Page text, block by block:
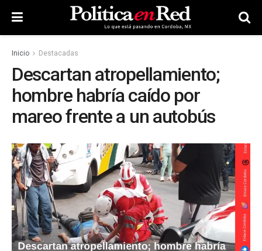
Inicio Destacadas
Descartan atropellamiento;
hombre habría caído por
mareo frente a un autobús